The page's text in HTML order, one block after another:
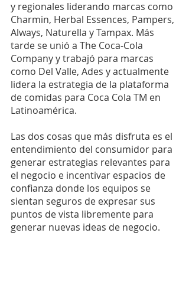
y regionales liderando marcas como
Charmin, Herbal Essences, Pampers,
Always, Naturella y Tampax. Más
tarde se unió a The Coca-Cola
Company y trabajó para marcas
como Del Valle, Ades y actualmente
lidera la estrategia de la plataforma
de comidas para Coca Cola TM en
Latinoamérica.
Las dos cosas que más disfruta es el
entendimiento del consumidor para
generar estrategias relevantes para
el negocio e incentivar espacios de
confianza donde los equipos se
sientan seguros de expresar sus
puntos de vista libremente para
generar nuevas ideas de negocio.